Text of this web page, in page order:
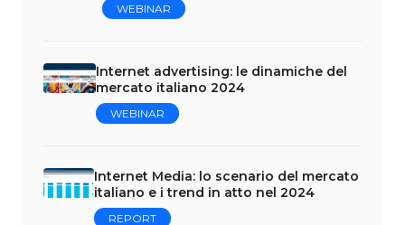
WEBINAR
Internet advertising: le dinamiche del
mercato italiano 2024
WEBINAR
Internet Media: lo scenario del mercato
italiano e i trend in atto nel 2024
REPORT